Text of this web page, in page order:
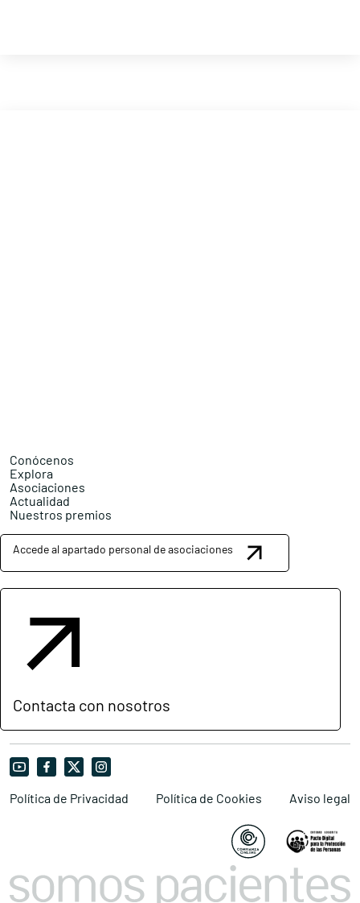
Conócenos
Explora
Asociaciones
Actualidad
Nuestros premios
Accede al apartado personal de asociaciones
Contacta con nosotros
Política de Privacidad Política de Cookies Aviso legal